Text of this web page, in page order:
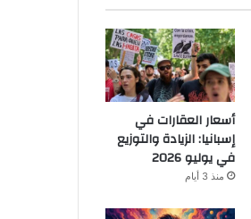
أسعار العقارات في
إسبانيا: الزيادة والتوزيع
في يوليو 2026
منذ 3 أيام